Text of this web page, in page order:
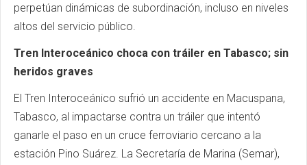
perpetúan dinámicas de subordinación, incluso en niveles
altos del servicio público.
Tren Interoceánico choca con tráiler en Tabasco; sin
heridos graves
El Tren Interoceánico sufrió un accidente en Macuspana,
Tabasco, al impactarse contra un tráiler que intentó
ganarle el paso en un cruce ferroviario cercano a la
estación Pino Suárez. La Secretaría de Marina (Semar),